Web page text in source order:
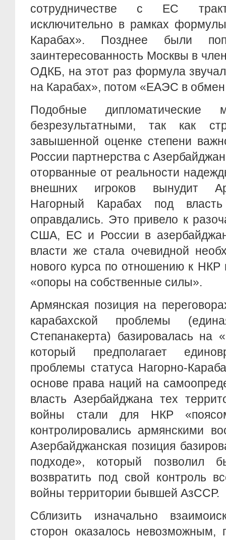
сотрудничестве с ЕС
исключительно в рамках
Карабах». Позднее были
заинтересованность Москвы в
ОДКБ, на этот раз формула
на Карабах», потом «ЕАЭС в
Подобные дипломатические
безрезультатными, так как
завышенной оценке степени
России партнерства с
оторванные от реальности
внешних игроков вынудит
Нагорный Карабах под
оправдались. Это привело к
США, ЕС и России в
власти же стала очевидной
нового курса по отношению к
«опоры на собственные силы».
Армянская позиция на
карабахской проблемы
Степанакерта) базировалась на
который предполагает
проблемы статуса Нагорно-
основе права наций на
власть Азербайджана тех
войны стали для НКР
контролировались армянскими
Азербайджанская позиция
подходе», который позволил
возвратить под свой контроль
войны территории бывшей АзССР.
Сблизить изначально
сторон оказалось невозможным,